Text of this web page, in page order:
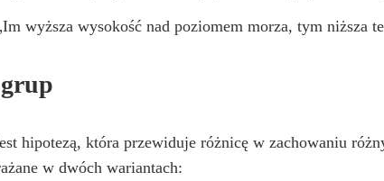
wyższa wysokość nad poziomem morza, tym niższa
hipotezą, która przewiduje różnicę w zachowaniu
w dwóch wariantach: